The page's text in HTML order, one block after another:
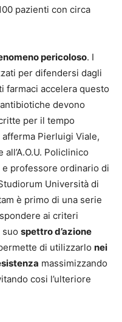
pazienti con circa
pericoloso. I
per difendersi dagli
farmaci accelera questo
devono
per il tempo
Pierluigi Viale,
Policlinico
e professore ordinario di
Università di
è primo di una serie
ai criteri
suo spettro d’azione
di utilizzarlo nei
massimizzando
cosi l’ulteriore